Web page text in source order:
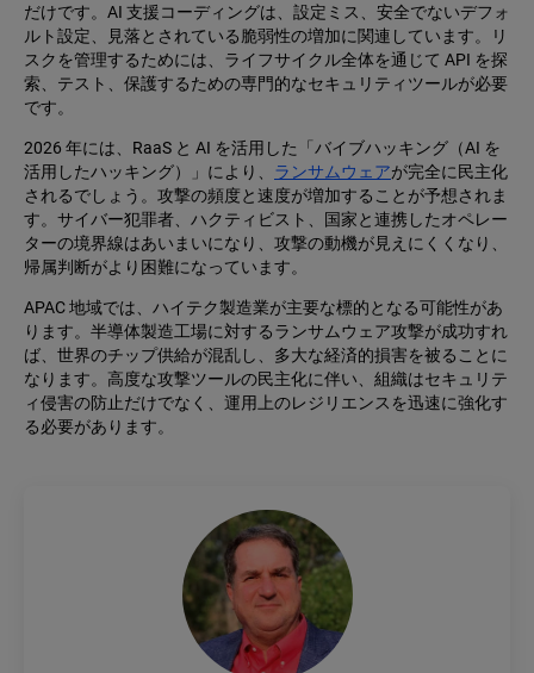
だけです。AI 支援コーディングは、設定ミス、安全でないデフォ
ルト設定、見落とされている脆弱性の増加に関連しています。リ
スクを管理するためには、ライフサイクル全体を通じて API を探
索、テスト、保護するための専門的なセキュリティツールが必要
です。
2026 年には、RaaS と AI を活用した「バイブハッキング（AI を
活用したハッキング）」により、 ランサムウェアが完全に民主化
されるでしょう。攻撃の頻度と速度が増加することが予想されま
す。サイバー犯罪者、ハクティビスト、国家と連携したオペレー
ターの境界線はあいまいになり、攻撃の動機が見えにくくなり、
帰属判断がより困難になっています。
APAC 地域では、ハイテク製造業が主要な標的となる可能性があ
ります。半導体製造工場に対するランサムウェア攻撃が成功すれ
ば、世界のチップ供給が混乱し、多大な経済的損害を被ることに
なります。高度な攻撃ツールの民主化に伴い、組織はセキュリテ
ィ侵害の防止だけでなく、運用上のレジリエンスを迅速に強化す
る必要があります。